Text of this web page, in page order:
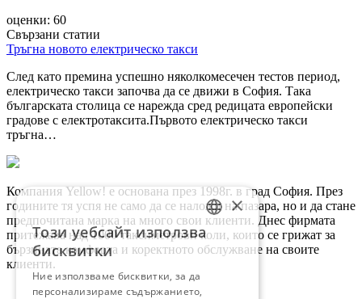
оценки: 60
Свързани статии
Тръгна новото електрическо такси
След като премина успешно няколкомесечен тестов период,
електрическо такси започва да се движи в София. Така
българската столица се нарежда сред редицата европейски
градове с електротаксита.Първото електрическо такси
тръгна…
Компания Yellow! е основана през 1998г. в град София. През
годините тя успя не само да се наложи на пазара, но и да стане
предпочитана марка на много свои клиенти. Днес фирмата
притежава над 1000 таксиметрови коли, които се грижат за
бързината комфорта и коректното обслужване на своите
клиенти.
BULGARIAN
×
Този уебсайт използва
бисквитки
Ние използваме бисквитки, за да
персонализираме съдържанието,